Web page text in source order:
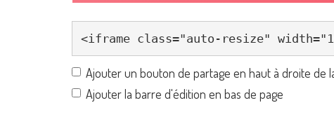
Ajouter un bouton de partage en haut à droite de
Ajouter la barre d'édition en bas de page